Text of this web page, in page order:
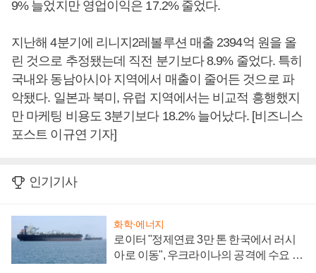
9% 늘었지만 영업이익은 17.2% 줄었다.
지난해 4분기에 리니지2레볼루션 매출 2394억 원을 올
린 것으로 추정됐는데 직전 분기보다 8.9% 줄었다. 특히
국내와 동남아시아 지역에서 매출이 줄어든 것으로 파
악됐다. 일본과 북미, 유럽 지역에서는 비교적 흥행했지
만 마케팅 비용도 3분기보다 18.2% 늘어났다. [비즈니스
포스트 이규연 기자]
인기기사
화학·에너지
로이터 "정제연료 3만 톤 한국에서 러시
아로 이동", 우크라이나의 공격에 수요 늘